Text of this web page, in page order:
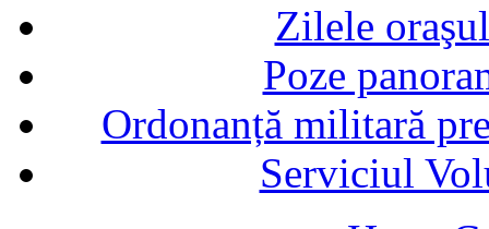
Zilele
Poze
Ordonanță militară
Serviciul